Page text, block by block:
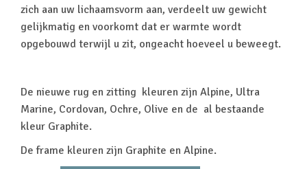
zich aan uw lichaamsvorm aan, verdeelt uw gewicht
gelijkmatig en voorkomt dat er warmte wordt
opgebouwd terwijl u zit, ongeacht hoeveel u beweegt.
De nieuwe rug en zitting kleuren zijn Alpine, Ultra
Marine, Cordovan, Ochre, Olive en de al bestaande
kleur Graphite.
De frame kleuren zijn Graphite en Alpine.